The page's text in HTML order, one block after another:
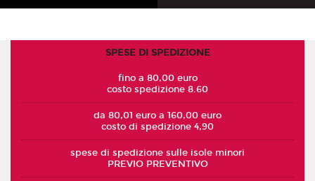
SPESE DI SPEDIZIONE
fino a 80,00 euro
costo spedizione 8.60
da 80,01 euro a 160,00 euro
costo di spedizione 4,90
spese di spedizione sulle isole minori
PREVIO PREVENTIVO